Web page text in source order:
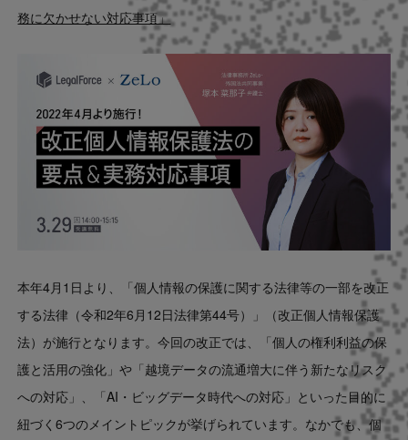
務に欠かせない対応事項」
本年4月1日より、「個人情報の保護に関する法律等の一部を改正
する法律（令和2年6月12日法律第44号）」（改正個人情報保護
法）が施行となります。今回の改正では、「個人の権利利益の保
護と活用の強化」や「越境データの流通増大に伴う新たなリスク
への対応」、「AI・ビッグデータ時代への対応」といった目的に
紐づく6つのメイントピックが挙げられています。なかでも、個